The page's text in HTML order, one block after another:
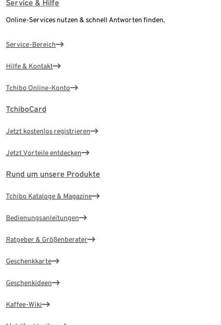
Service & Hilfe
Online-Services nutzen & schnell Antworten finden.
Service-Bereich
Hilfe & Kontakt
Tchibo Online-Konto
TchiboCard
Jetzt kostenlos registrieren
Jetzt Vorteile entdecken
Rund um unsere Produkte
Tchibo Kataloge & Magazine
Bedienungsanleitungen
Ratgeber & Größenberater
Geschenkkarte
Geschenkideen
Kaffee-Wiki